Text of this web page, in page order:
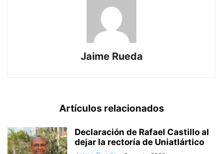
Jaime Rueda
Artículos relacionados
Declaración de Rafael Castillo al
dejar la rectoría de Uniatlártico